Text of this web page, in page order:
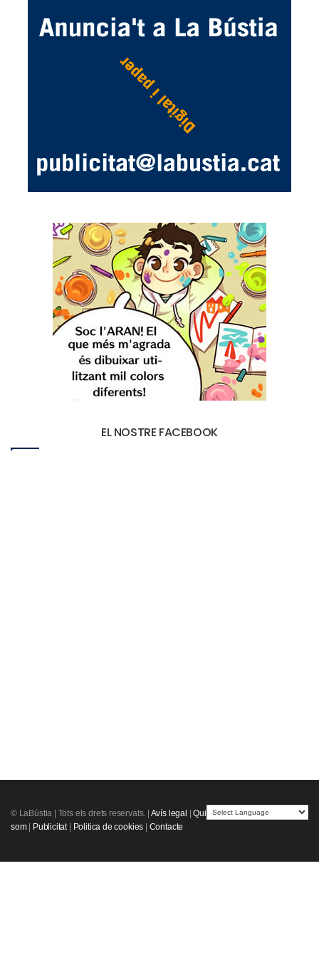
EL NOSTRE FACEBOOK
© LaBústia | Tots els drets reservats. | Avís legal |Qui
som| Publicitat | Politica de cookies | Contacte